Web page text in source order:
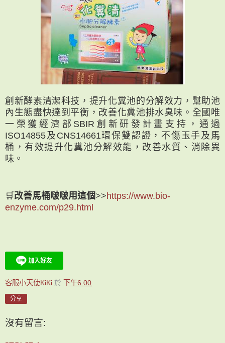
創新酵素清潔科技，提升化糞池的分解效力，幫助池
內生態盡快達到平衡，改善化糞池排水臭味。全國唯
一榮獲經濟部SBIR創新研發計畫支持，通過
ISO14855及CNS14661環保雙認證，不傷玉手及馬
桶，有效提升化糞池分解效能，改善水質、消除異
味。
🛒 改善馬桶啵啵用這個>>https://www.bio-
enzyme.com/p29.html
客服小天使KiKi 於 下午6:00
分享
沒有留言: